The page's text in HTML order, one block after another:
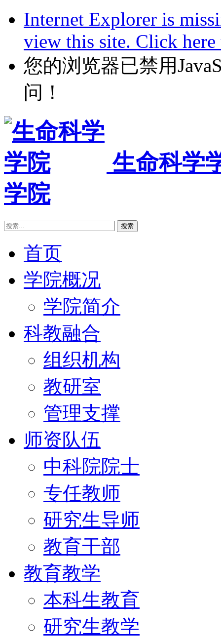
Internet Explorer is
view this site. Click
您的浏览器已禁用
问！
生命科学
学院
搜索
首页
学院概况
学院简介
科教融合
组织机构
教研室
管理支撑
师资队伍
中科院院士
专任教师
研究生导师
教育干部
教育教学
本科生教育
研究生教学